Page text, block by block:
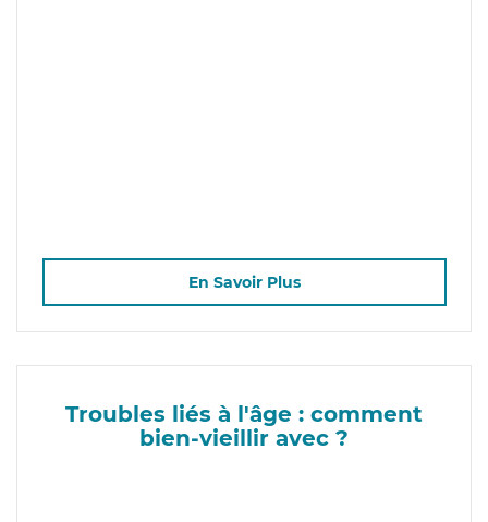
En Savoir Plus
Troubles liés à l'âge : comment
bien-vieillir avec ?